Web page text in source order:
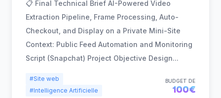
📋 Final Technical Brief AI-Powered Video
Extraction Pipeline, Frame Processing, Auto-
Checkout, and Display on a Private Mini-Site
Context: Public Feed Automation and Monitoring
Script (Snapchat) Project Objective Design...
#Site web
#Intelligence Artificielle
BUDGET DE
100€